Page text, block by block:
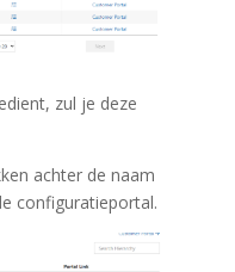
zul je deze
achter de naam
configuratieportal.